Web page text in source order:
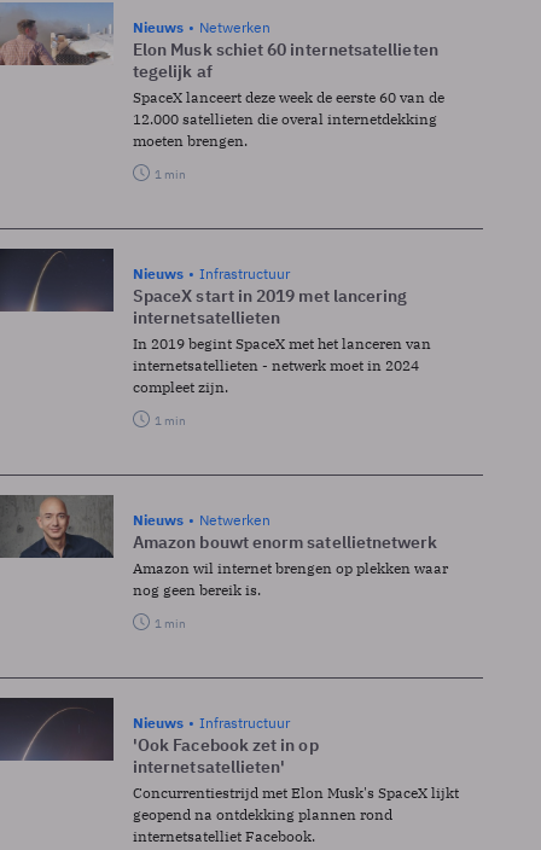
Nieuws Netwerken
Elon Musk schiet 60 internetsatellieten
tegelijk af
SpaceX lanceert deze week de eerste 60 van de
12.000 satellieten die overal internetdekking
moeten brengen.
1 min
Nieuws Infrastructuur
SpaceX start in 2019 met lancering
internetsatellieten
In 2019 begint SpaceX met het lanceren van
internetsatellieten - netwerk moet in 2024
compleet zijn.
1 min
Nieuws Netwerken
Amazon bouwt enorm satellietnetwerk
Amazon wil internet brengen op plekken waar
nog geen bereik is.
1 min
Nieuws Infrastructuur
'Ook Facebook zet in op
internetsatellieten'
Concurrentiestrijd met Elon Musk's SpaceX lijkt
geopend na ontdekking plannen rond
internetsatelliet Facebook.